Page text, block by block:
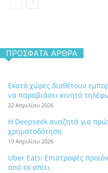
ΠΡΌΣΦΑΤΑ ΆΡΘΡΑ
Εκατό χώρες διαθέτουν
να παραβιάσει κινητά
22 Απριλίου 2026
Η Deepseek αναζητά για
χρηματοδότηση
19 Απριλίου 2026
Uber Eats: Επιστροφές
από το σπίτι